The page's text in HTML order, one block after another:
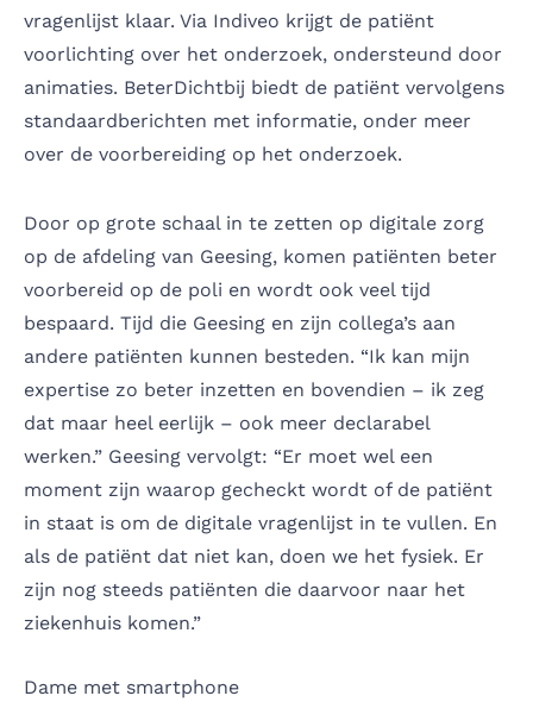
vragenlijst klaar. Via Indiveo krijgt de patiënt
voorlichting over het onderzoek, ondersteund door
animaties. BeterDichtbij biedt de patiënt vervolgens
standaardberichten met informatie, onder meer
over de voorbereiding op het onderzoek.
Door op grote schaal in te zetten op digitale zorg
op de afdeling van Geesing, komen patiënten beter
voorbereid op de poli en wordt ook veel tijd
bespaard. Tijd die Geesing en zijn collega’s aan
andere patiënten kunnen besteden. “Ik kan mijn
expertise zo beter inzetten en bovendien – ik zeg
dat maar heel eerlijk – ook meer declarabel
werken.” Geesing vervolgt: “Er moet wel een
moment zijn waarop gecheckt wordt of de patiënt
in staat is om de digitale vragenlijst in te vullen. En
als de patiënt dat niet kan, doen we het fysiek. Er
zijn nog steeds patiënten die daarvoor naar het
ziekenhuis komen.”
Dame met smartphone